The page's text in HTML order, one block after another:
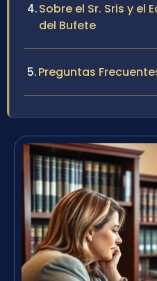
Sobre el Sr. Sris y el
del Bufete
Preguntas